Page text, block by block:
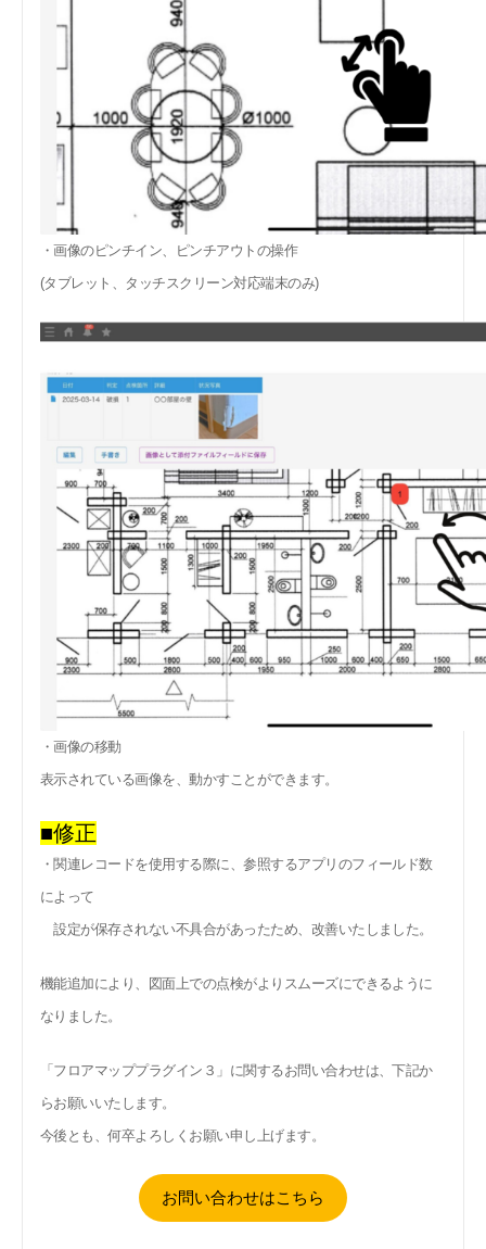
・画像のピンチイン、ピンチアウトの操作
(タブレット、タッチスクリーン対応端末のみ)
・画像の移動
表示されている画像を、動かすことができます。
■修正
・関連レコードを使用する際に、参照するアプリのフィールド数
によって
設定が保存されない不具合があったため、改善いたしました。
機能追加により、図面上での点検がよりスムーズにできるように
なりました。
「フロアマッププラグイン３」に関するお問い合わせは、下記か
らお願いいたします。
今後とも、何卒よろしくお願い申し上げます。
お問い合わせはこちら